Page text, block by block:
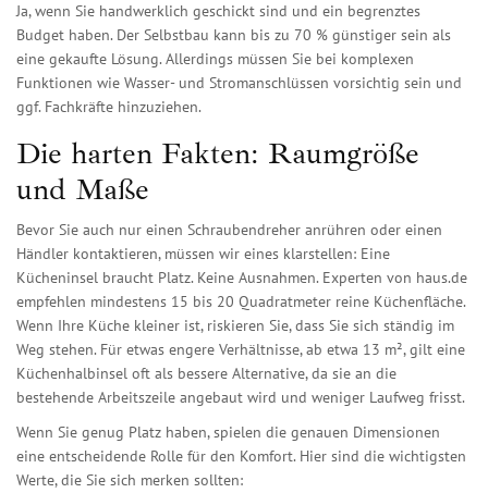
Ja, wenn Sie handwerklich geschickt sind und ein begrenztes
Budget haben. Der Selbstbau kann bis zu 70 % günstiger sein als
eine gekaufte Lösung. Allerdings müssen Sie bei komplexen
Funktionen wie Wasser- und Stromanschlüssen vorsichtig sein und
ggf. Fachkräfte hinzuziehen.
Die harten Fakten: Raumgröße
und Maße
Bevor Sie auch nur einen Schraubendreher anrühren oder einen
Händler kontaktieren, müssen wir eines klarstellen: Eine
Kücheninsel braucht Platz. Keine Ausnahmen. Experten von haus.de
empfehlen mindestens 15 bis 20 Quadratmeter reine Küchenfläche.
Wenn Ihre Küche kleiner ist, riskieren Sie, dass Sie sich ständig im
Weg stehen. Für etwas engere Verhältnisse, ab etwa 13 m², gilt eine
Küchenhalbinsel oft als bessere Alternative, da sie an die
bestehende Arbeitszeile angebaut wird und weniger Laufweg frisst.
Wenn Sie genug Platz haben, spielen die genauen Dimensionen
eine entscheidende Rolle für den Komfort. Hier sind die wichtigsten
Werte, die Sie sich merken sollten: